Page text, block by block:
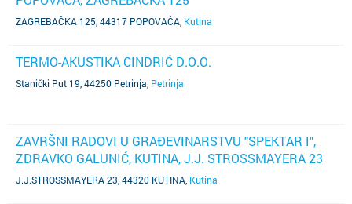
ZAGREBAČKA 125, 44317 POPOVAČA Kutina
TERMO-AKUSTIKA CINDRIĆ D.O.O.
Stanički Put 19, 44250 Petrinja Petrinja
ZAVRŠNI RADOVI U GRAĐEVINARSTVU "SPEKTAR I",
ZDRAVKO GALUNIĆ, KUTINA, J.J. STROSSMAYERA 23
J.J.STROSSMAYERA 23, 44320 KUTINA Kutina